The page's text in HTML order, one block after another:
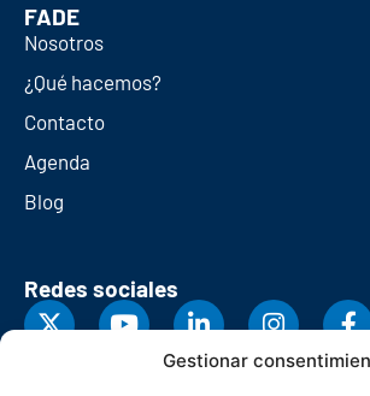
Gestionar
FADE
Nosotros
¿Qué hacemos?
Contacto
Agenda
Blog
Redes sociales